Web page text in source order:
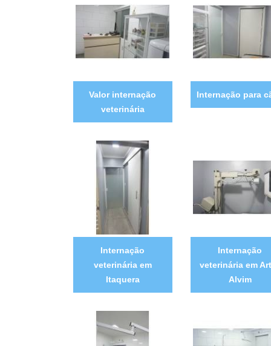
Valor internação
veterinária
Internação para
Internação
veterinária em
Itaquera
Internação
veterinária em
Alvim